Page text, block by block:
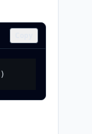
)